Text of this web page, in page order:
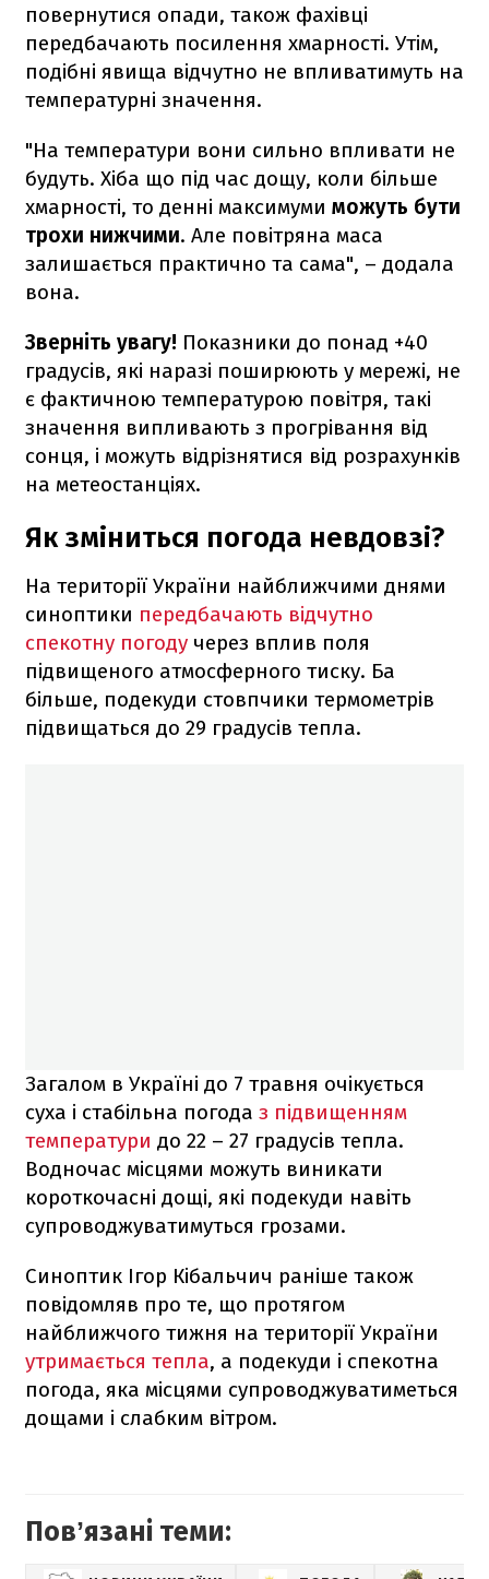
повернутися опади, також фахівці
передбачають посилення хмарності. Утім,
подібні явища відчутно не впливатимуть на
температурні значення.
"На температури вони сильно впливати не
будуть. Хіба що під час дощу, коли більше
хмарності, то денні максимуми можуть бути
трохи нижчими. Але повітряна маса
залишається практично та сама", – додала
вона.
Зверніть увагу! Показники до понад +40
градусів, які наразі поширюють у мережі, не
є фактичною температурою повітря, такі
значення випливають з прогрівання від
сонця, і можуть відрізнятися від розрахунків
на метеостанціях.
Як зміниться погода невдовзі?
На території України найближчими днями
синоптики передбачають відчутно
спекотну погоду через вплив поля
підвищеного атмосферного тиску. Ба
більше, подекуди стовпчики термометрів
підвищаться до 29 градусів тепла.
Загалом в Україні до 7 травня очікується
суха і стабільна погода з підвищенням
температури до 22 – 27 градусів тепла.
Водночас місцями можуть виникати
короткочасні дощі, які подекуди навіть
супроводжуватимуться грозами.
Синоптик Ігор Кібальчич раніше також
повідомляв про те, що протягом
найближчого тижня на території України
утримається тепла, а подекуди і спекотна
погода, яка місцями супроводжуватиметься
дощами і слабким вітром.
Повʼязані теми: